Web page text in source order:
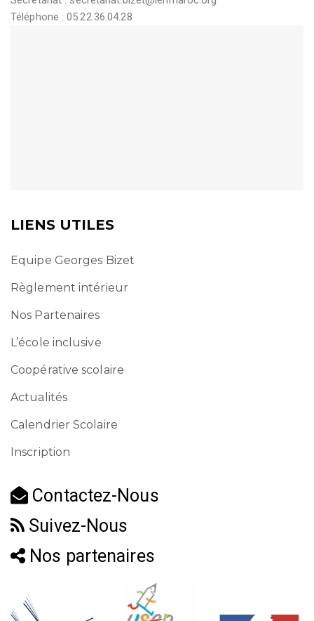
Téléphone : 05.22.36.04.28
LIENS UTILES
Equipe Georges Bizet
Règlement intérieur
Nos Partenaires
L’école inclusive
Coopérative scolaire
Actualités
Calendrier Scolaire
Inscription
Contactez-Nous
Suivez-Nous
Nos partenaires